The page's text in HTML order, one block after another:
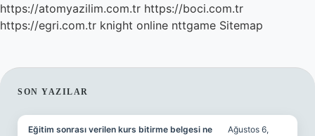
https://atomyazilim.com.tr https://boci.com.tr
https://egri.com.tr knight online nttgame Sitemap
SIDEBAR
SON YAZILAR
Eğitim sonrası verilen kurs bitirme belgesi ne
Ağustos 6,